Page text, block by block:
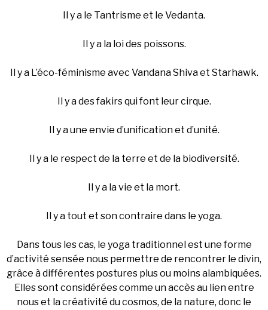
Il y a le Tantrisme et le Vedanta.
Il y a la loi des poissons.
Il y a L’éco-féminisme avec Vandana Shiva et Starhawk.
Il y a des fakirs qui font leur cirque.
Il y a une envie d’unification et d’unité.
Il y a le respect de la terre et de la biodiversité.
Il y a la vie et la mort.
Il y a tout et son contraire dans le yoga.
Dans tous les cas, le yoga traditionnel est une forme
d’activité sensée nous permettre de rencontrer le divin,
grâce à différentes postures plus ou moins alambiquées.
Elles sont considérées comme un accès au lien entre
nous et la créativité du cosmos, de la nature, donc le